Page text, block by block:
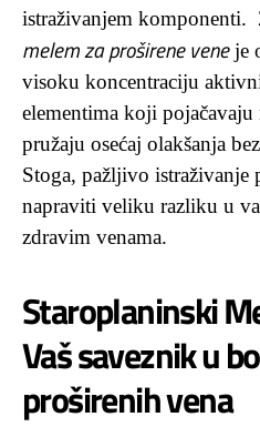
istraživanjem komponenti.
melem za proširene veneje
visoku koncentraciju
elementima koji
pružaju osećaj olakšanja
Stoga, pažljivo istraživanje
napraviti veliku razliku u
zdravim venama.
Staroplaninski
Vaš saveznik u
proširenih vena